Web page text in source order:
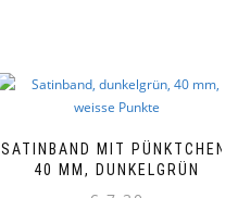
SATINBAND MIT PÜNKTCHEN,
40 MM, DUNKELGRÜN